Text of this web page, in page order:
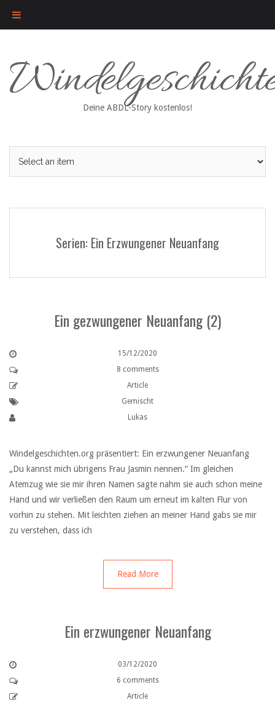
content
Deine ABDL-Story kostenlos!
Serien: Ein Erzwungener Neuanfang
Ein gezwungener Neuanfang (2)
15/12/2020
8 comments
Article
Gemischt
Lukas
Windelgeschichten.org präsentiert: Ein erzwungener Neuanfang
„Du kannst mich übrigens Frau Jasmin nennen.“ Im gleichen
Atemzug wie sie mir ihren Namen sagte nahm sie auch schon meine
Hand und wir verließen den Raum um erneut im kalten Flur von
vorhin zu stehen. Mit leichten ziehen an meiner Hand gabs sie mir
zu verstehen, dass ich
Read More
Ein erzwungener Neuanfang
03/12/2020
6 comments
Article